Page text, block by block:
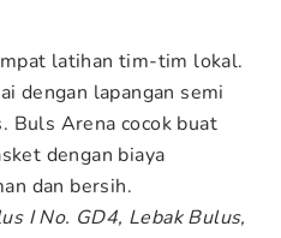
latihan tim-tim lokal.
dengan lapangan semi
Buls Arena cocok buat
dengan biaya
dan bersih.
I No. GD4, Lebak Bulus,